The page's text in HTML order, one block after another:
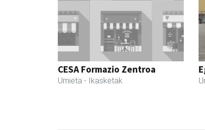
CESA Formazio Zentroa
Urnieta - Ikasketak